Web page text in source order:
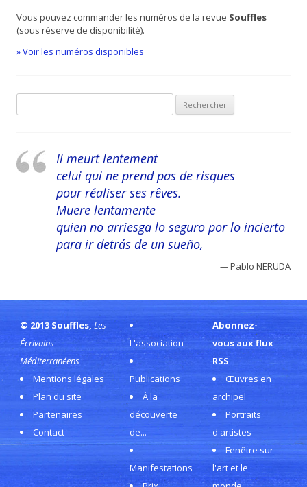
Vous pouvez commander les numéros de la revue Souffles
(sous réserve de disponibilité).
» Voir les numéros disponibles
Il meurt lentement
celui qui ne prend pas de risques
pour réaliser ses rêves.
Muere lentamente
quien no arriesga lo seguro por lo incierto
para ir detrás de un sueño,
—Pablo NERUDA
© 2013 Souffles, Les
Écrivains
Méditerranéens
Mentions légales
Plan du site
Partenaires
Contact
L'association
Publications
À la
découverte
de...
Manifestations
Abonnez-
vous aux flux
RSS
Œuvres en
archipel
Portraits
d'artistes
Fenêtre sur
l'art et le